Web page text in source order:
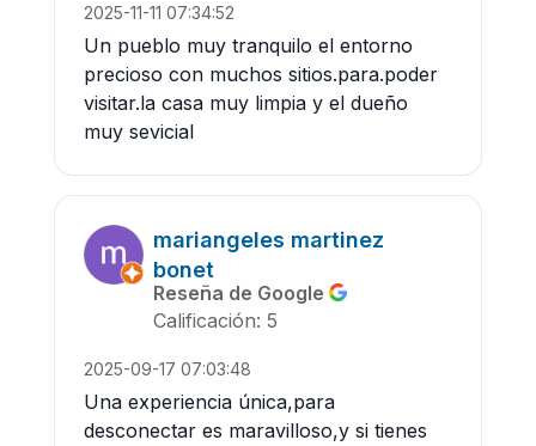
2025-11-11 07:34:52
Un pueblo muy tranquilo el entorno
precioso con muchos sitios.para.poder
visitar.la casa muy limpia y el dueño
muy sevicial
mariangeles martinez
bonet
Reseña de Google
Calificación: 5
2025-09-17 07:03:48
Una experiencia única,para
desconectar es maravilloso,y si tienes